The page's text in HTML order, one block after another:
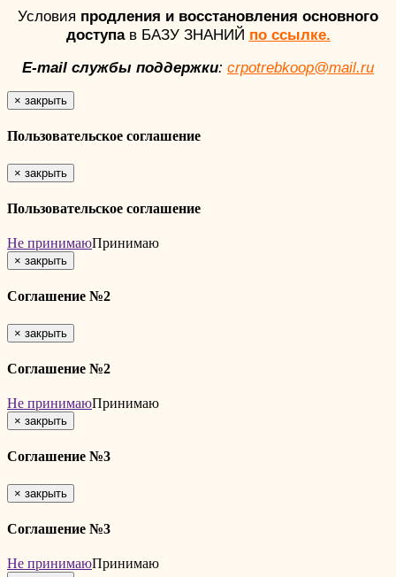
Условия продления и восстановления основного
доступав БАЗУ ЗНАНИЙ по ссылке.
E-mail службы поддержки: crpotrebkoop@mail.ru
× закрыть
Пользовательское соглашение
× закрыть
Пользовательское соглашение
Не принимаюПринимаю
× закрыть
Соглашение №2
× закрыть
Соглашение №2
Не принимаюПринимаю
× закрыть
Соглашение №3
× закрыть
Соглашение №3
Не принимаюПринимаю